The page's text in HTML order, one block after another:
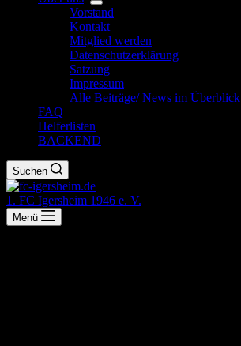
Vorstand
Kontakt
Mitglied werden
Datenschutzerklärung
Satzung
Impressum
Alle Beiträge/ News im Überblick
FAQ
Helferlisten
BACKEND
Suchen
1. FC Igersheim 1946 e. V.
Menü